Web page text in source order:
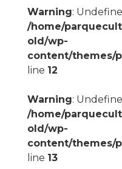
Warning:
/home/
old/wp-
content/themes/
line 12
Warning:
/home/
old/wp-
content/themes/
line 13